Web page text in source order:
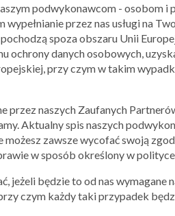
§4
ZASADY FUNKCJONOWANIA
Usługi świadczone przez
odpowiedzialny względem
lub ich zakresu.
Usługi świadczone przez
pobrania i wykorzystania w formie
Zamieszczanie ofert
podwykonawcom - osobom i
przez nas usługi na
spoza obszaru Unii
ochrony danych osobowych,
przy czym w takim
przez naszych Zaufanych
Aktualny spis naszych
możesz zawsze wycofać swoją
w sposób określony w
jeżeli będzie to od nas
czym każdy taki przypadek